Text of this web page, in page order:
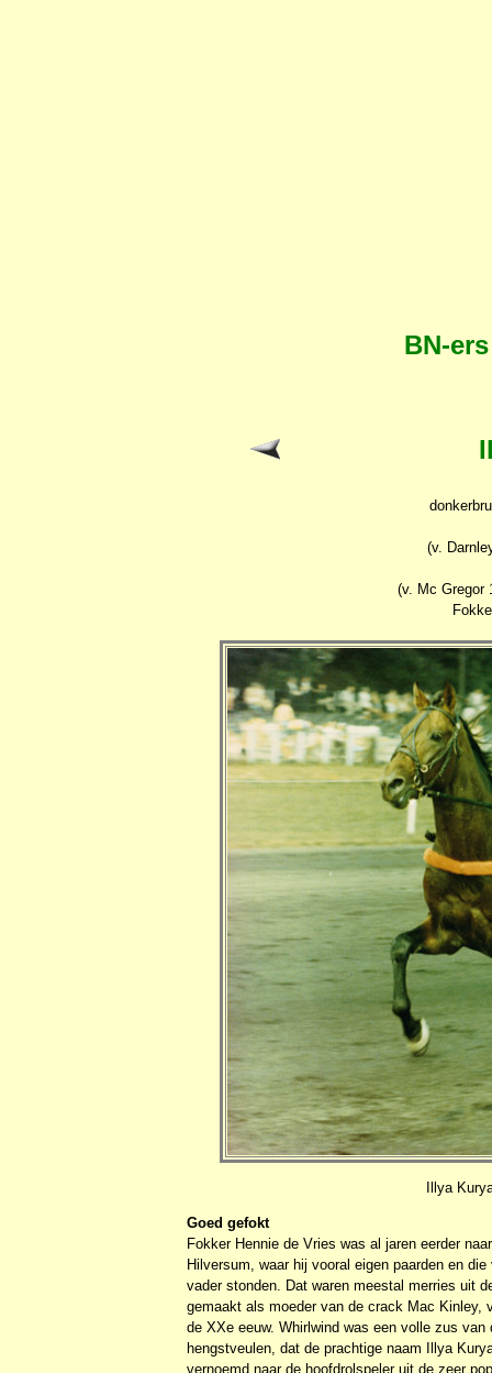
BN-
(v.
(v. Mc Gregor
Illya
Goed gefokt
Fokker Hennie de Vries was al jaren eerder
Hilversum, waar hij vooral eigen paarden en
vader stonden. Dat waren meestal merries uit
gemaakt als moeder van de crack Mac Kinley,
de XXe eeuw. Whirlwind was een volle zus
hengstveulen, dat de prachtige naam Illya
vernoemd naar de hoofdrolspeler uit de zeer